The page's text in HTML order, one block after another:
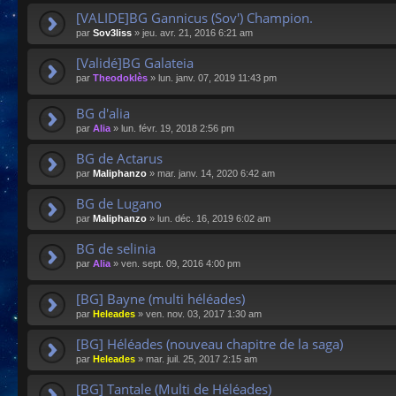
[VALIDE]BG Gannicus (Sov') Champion.
par Sov3liss » jeu. avr. 21, 2016 6:21 am
[Validé]BG Galateia
par Theodoklès » lun. janv. 07, 2019 11:43 pm
BG d'alia
par Alia » lun. févr. 19, 2018 2:56 pm
BG de Actarus
par Maliphanzo » mar. janv. 14, 2020 6:42 am
BG de Lugano
par Maliphanzo » lun. déc. 16, 2019 6:02 am
BG de selinia
par Alia » ven. sept. 09, 2016 4:00 pm
[BG] Bayne (multi héléades)
par Heleades » ven. nov. 03, 2017 1:30 am
[BG] Héléades (nouveau chapitre de la saga)
par Heleades » mar. juil. 25, 2017 2:15 am
[BG] Tantale (Multi de Héléades)